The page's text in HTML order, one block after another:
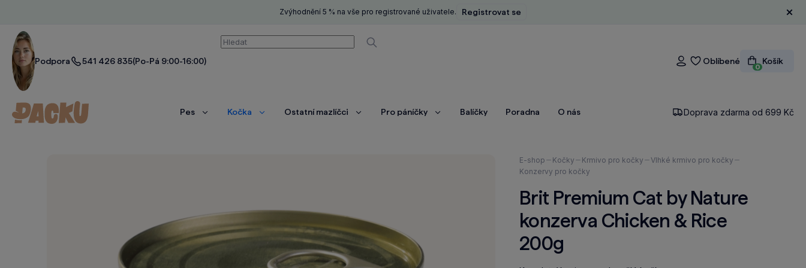
Zvýhodnění 5 % na vše pro registrované uživatele. Registrovat se
Podpora 541 426 835(Po-Pá 9:00-16:00)
Vyhledávání
Vyhledávat
Přihlášení
Oblíbené
0
Košík
Pes
ZobrazitKočka
ZobrazitOstatní mazlíčci
ZobrazitPro páníčky
ZobrazitBalíčky Poradna O nás Doprava zdarma od 699 Kč
Nacházíte
se
E-shop Kočky Krmivo pro kočky
Vlhké krmivo pro kočky
Konzervy pro kočky
Brit Premium Cat by Nature
konzerva Chicken & Rice
200g